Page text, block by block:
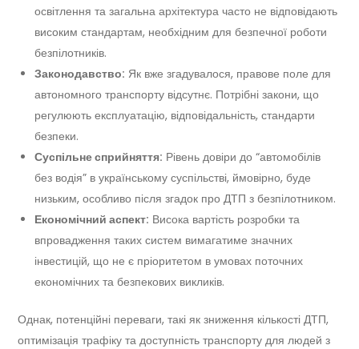
освітлення та загальна архітектура часто не відповідають
високим стандартам, необхідним для безпечної роботи
безпілотників.
Законодавство: Як вже згадувалося, правове поле для
автономного транспорту відсутнє. Потрібні закони, що
регулюють експлуатацію, відповідальність, стандарти
безпеки.
Суспільне сприйняття: Рівень довіри до “автомобілів
без водія” в українському суспільстві, ймовірно, буде
низьким, особливо після згадок про ДТП з безпілотником.
Економічний аспект: Висока вартість розробки та
впровадження таких систем вимагатиме значних
інвестицій, що не є пріоритетом в умовах поточних
економічних та безпекових викликів.
Однак, потенційні переваги, такі як зниження кількості ДТП,
оптимізація трафіку та доступність транспорту для людей з